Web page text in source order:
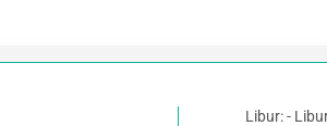
Libur: -